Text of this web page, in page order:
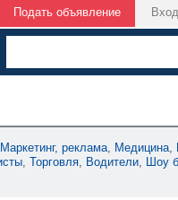
Подать объявление Вход
Маркетинг, реклама, Медицина,
, Торговля, Водители, Шоу